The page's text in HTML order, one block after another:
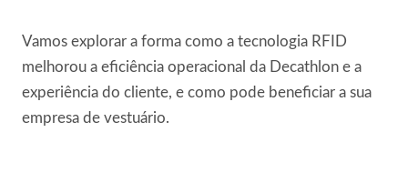
Vamos explorar a forma como a tecnologia RFID
melhorou a eficiência operacional da Decathlon e a
experiência do cliente, e como pode beneficiar a sua
empresa de vestuário.